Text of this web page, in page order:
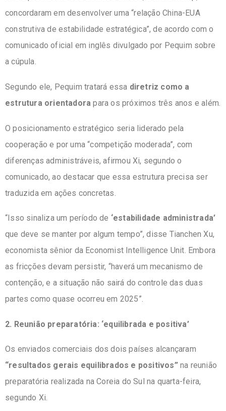
concordaram em desenvolver uma “relação China-EUA
construtiva de estabilidade estratégica”, de acordo com o
comunicado oficial em inglês divulgado por Pequim sobre
a cúpula.
Segundo ele, Pequim tratará essa diretriz como a
estrutura orientadora para os próximos três anos e além.
O posicionamento estratégico seria liderado pela
cooperação e por uma “competição moderada”, com
diferenças administráveis, afirmou Xi, segundo o
comunicado, ao destacar que essa estrutura precisa ser
traduzida em ações concretas.
“Isso sinaliza um período de ‘estabilidade administrada’
que deve se manter por algum tempo”, disse Tianchen Xu,
economista sênior da Economist Intelligence Unit. Embora
as fricções devam persistir, “haverá um mecanismo de
contenção, e a situação não sairá do controle das duas
partes como quase ocorreu em 2025”.
2. Reunião preparatória: ‘equilibrada e positiva’
Os enviados comerciais dos dois países alcançaram
“resultados gerais equilibrados e positivos”na reunião
preparatória realizada na Coreia do Sul na quarta-feira,
segundo Xi.